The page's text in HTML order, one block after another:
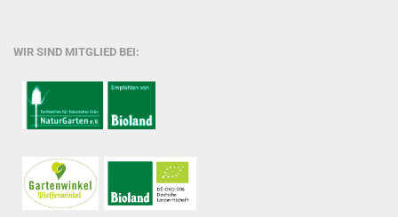
WIR SIND MITGLIED BEI: